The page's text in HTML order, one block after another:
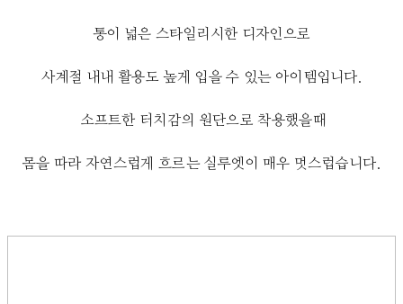
통이 넓은 스타일리시한 디자인으로
사계절 내내 활용도 높게 입을 수 있는 아이템입니다.
소프트한 터치감의 원단으로 착용했을때
몸을 따라 자연스럽게 흐르는 실루엣이 매우 멋스럽습니다.